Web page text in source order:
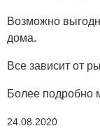
Возможно
дома.
Все зависит от
Более подробно
24.08.2020